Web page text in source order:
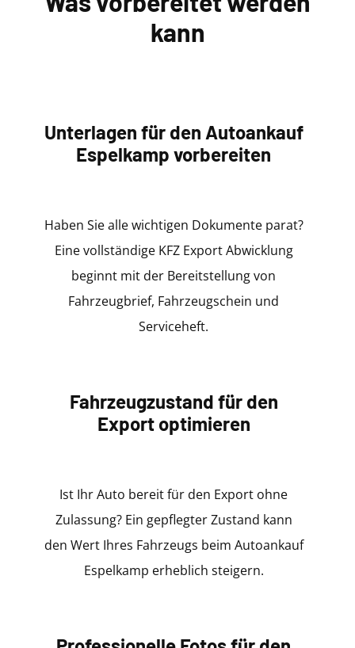
kann
Unterlagen für den Autoankauf
Espelkamp vorbereiten
Haben Sie alle wichtigen Dokumente parat?
Eine vollständige KFZ Export Abwicklung
beginnt mit der Bereitstellung von
Fahrzeugbrief, Fahrzeugschein und
Serviceheft.
Fahrzeugzustand für den
Export optimieren
Ist Ihr Auto bereit für den Export ohne
Zulassung? Ein gepflegter Zustand kann
den Wert Ihres Fahrzeugs beim Autoankauf
Espelkamp erheblich steigern.